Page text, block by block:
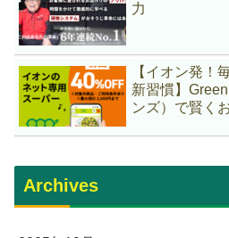
力
【イオン発！
新習慣】
ンズ）で賢く
Archives